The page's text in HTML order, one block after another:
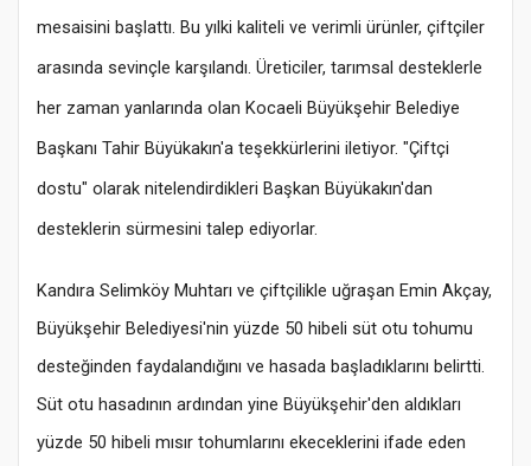
mesaisini başlattı. Bu yılki kaliteli ve verimli ürünler, çiftçiler
arasında sevinçle karşılandı. Üreticiler, tarımsal desteklerle
her zaman yanlarında olan Kocaeli Büyükşehir Belediye
Başkanı Tahir Büyükakın'a teşekkürlerini iletiyor. "Çiftçi
dostu" olarak nitelendirdikleri Başkan Büyükakın'dan
desteklerin sürmesini talep ediyorlar.
Kandıra Selimköy Muhtarı ve çiftçilikle uğraşan Emin Akçay,
Büyükşehir Belediyesi'nin yüzde 50 hibeli süt otu tohumu
desteğinden faydalandığını ve hasada başladıklarını belirtti.
Süt otu hasadının ardından yine Büyükşehir'den aldıkları
yüzde 50 hibeli mısır tohumlarını ekeceklerini ifade eden